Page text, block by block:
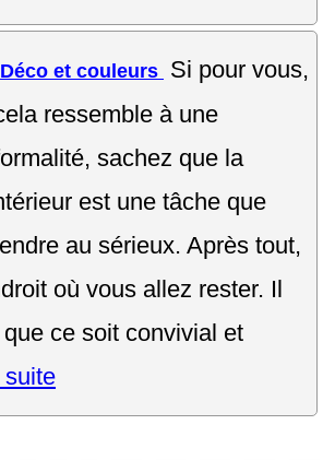
Déco et couleurs Si pour vous,
ressemble à une
sachez que la
est une tâche que
au sérieux. Après tout,
où vous allez rester. Il
ce soit convivial et
suite